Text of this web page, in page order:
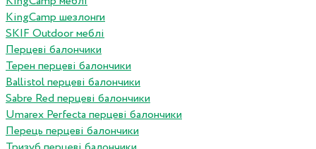
KingCamp шезлонги
SKIF Outdoor меблі
Перцеві балончики
Терен перцеві балончики
Ballistol перцеві балончики
Sabre Red перцеві балончики
Umarex Perfecta перцеві балончики
Перець перцеві балончики